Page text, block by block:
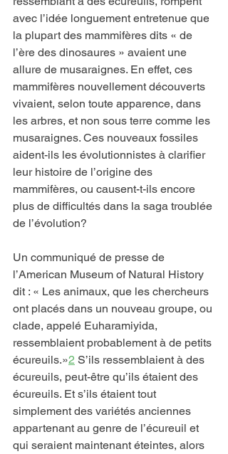
avec l’idée longuement entretenue que
la plupart des mammifères dits « de
l’ère des dinosaures » avaient une
allure de musaraignes. En effet, ces
mammifères nouvellement découverts
vivaient, selon toute apparence, dans
les arbres, et non sous terre comme les
musaraignes. Ces nouveaux fossiles
aident-ils les évolutionnistes à clarifier
leur histoire de l’origine des
mammifères, ou causent-t-ils encore
plus de difficultés dans la saga troublée
de l’évolution?
Un communiqué de presse de
l’American Museum of Natural History
dit : « Les animaux, que les chercheurs
ont placés dans un nouveau groupe, ou
clade, appelé Euharamiyida,
ressemblaient probablement à de petits
écureuils.»2 S’ils ressemblaient à des
écureuils, peut-être qu’ils étaient des
écureuils. Et s’ils étaient tout
simplement des variétés anciennes
appartenant au genre de l’écureuil et
qui seraient maintenant éteintes, alors